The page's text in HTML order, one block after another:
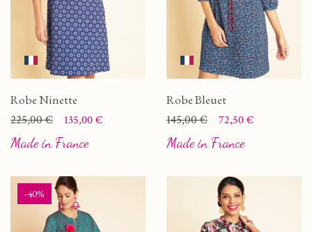
Robe Ninette
Prix
Prix de base
225,00 € 135,00 €
Made in France
Robe Bleuet
Prix
Prix de base
145,00 € 72,50 €
Made in France
-40%